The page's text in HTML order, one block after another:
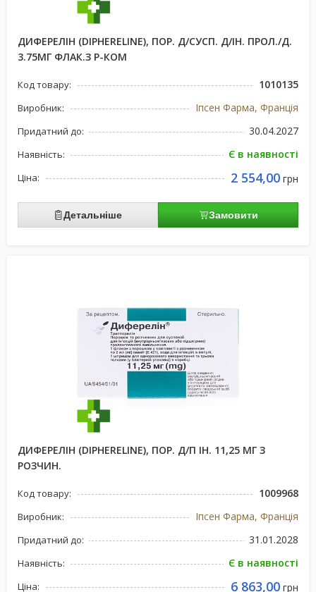
ДИФЕРЕЛІН (DIPHERELINE), ПОР. Д/СУСП. Д/ІН. ПРОЛ./Д.
3.75МГ ФЛАК.З Р-КОМ
Код товару: 1010135
Виробник: Іпсен Фарма, Франція
Придатний до: 30.04.2027
Наявність: Є в наявності
Ціна: 2 554,00 грн
Детальніше Замовити
ДИФЕРЕЛІН (DIPHERELINE), ПОР. Д/П ІН. 11,25 МГ З
РОЗЧИН.
Код товару: 1009968
Виробник: Іпсен Фарма, Франція
Придатний до: 31.01.2028
Наявність: Є в наявності
Ціна: 6 863,00 грн